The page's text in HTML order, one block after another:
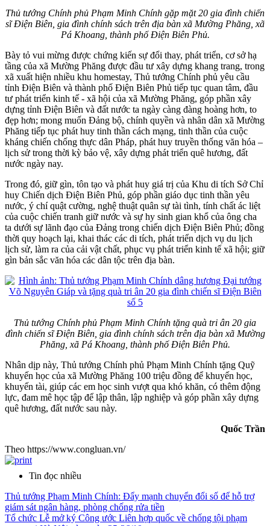
Thủ tướng Chính phủ Phạm Minh Chính gặp mặt 20 gia đình chiến
sĩ Điện Biên, gia đình chính sách trên địa bàn xã Mường Phăng, xã
Pá Khoang, thành phố Điện Biên Phủ.
Bày tỏ vui mừng được chứng kiến sự đổi thay, phát triển, cơ sở hạ
tầng của xã Mường Phăng được đầu tư xây dựng khang trang, trong
xã xuất hiện nhiều khu homestay, Thủ tướng Chính phủ yêu cầu
tỉnh Điện Biên và thành phố Điện Biên Phủ tiếp tục quan tâm, đầu
tư phát triển kinh tế - xã hội của xã Mường Phăng, góp phần xây
dựng tỉnh Điện Biên và đất nước ta ngày càng đàng hoàng hơn, to
đẹp hơn; mong muốn Đảng bộ, chính quyền và nhân dân xã Mường
Phăng tiếp tục phát huy tinh thần cách mạng, tinh thần của cuộc
kháng chiến chống thực dân Pháp, phát huy truyền thống văn hóa –
lịch sử trong thời kỳ bảo vệ, xây dựng phát triển quê hương, đất
nước ngày nay.
Trong đó, giữ gìn, tôn tạo và phát huy giá trị của Khu di tích Sở Chỉ
huy Chiến dịch Điện Biên Phủ, góp phần giáo dục tinh thần yêu
nước, ý chí quật cường, nghệ thuật quân sự tài tình, tính chất ác liệt
của cuộc chiến tranh giữ nước và sự hy sinh gian khổ của ông cha
ta dưới sự lãnh đạo của Đảng trong chiến dịch Điện Biên Phủ; đồng
thời quy hoạch lại, khai thác các di tích, phát triển dịch vụ du lịch
lịch sử, làm ra của cải vật chất, phục vụ phát triển kinh tế xã hội; giữ
gìn bản sắc văn hóa các dân tộc trên địa bàn.
Thủ tướng Chính phủ Phạm Minh Chính tặng quà tri ân 20 gia
đình chiến sĩ Điện Biên, gia đình chính sách trên địa bàn xã Mường
Phăng, xã Pá Khoang, thành phố Điện Biên Phủ.
Nhân dịp này, Thủ tướng Chính phủ Phạm Minh Chính tặng Quỹ
khuyến học của xã Mường Phăng 100 triệu đồng để khuyến học,
khuyến tài, giúp các em học sinh vượt qua khó khăn, có thêm động
lực, đam mê học tập để lập thân, lập nghiệp và góp phần xây dựng
quê hương, đất nước sau này.
Quốc Trần
Theo https://www.congluan.vn/
Tin đọc nhiều
Thủ tướng Phạm Minh Chính: Đẩy mạnh chuyển đổi số để hỗ trợ
giám sát ngân hàng, phòng chống rửa tiền
Tổ chức Lễ mở ký Công ước Liên hợp quốc về chống tội phạm